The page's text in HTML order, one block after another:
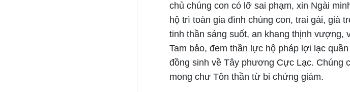
chủ chúng con có lỡ sai phạm, xin Ngài
hộ trì toàn gia đình chúng con, trai gái, già
tinh thần sáng suốt, an khang thịnh vượng,
Tam bảo, đem thần lực hộ pháp lợi lạc
đồng sinh về Tây phương Cực Lạc. Chúng
mong chư Tôn thần từ bi chứng giám.